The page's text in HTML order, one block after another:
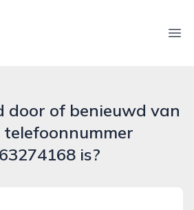
door of benieuwd van
is?